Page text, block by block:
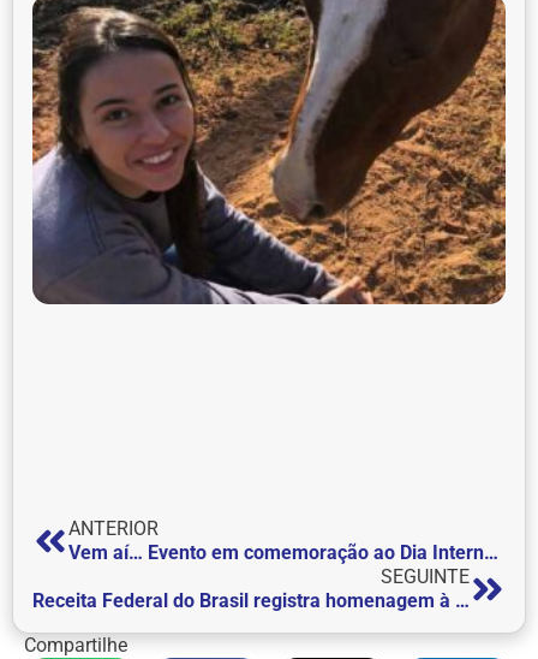
ANTERIOR
Vem aí… Evento em comemoração ao Dia Internacional da Mulher no Centro de Convivência
SEGUINTE
Receita Federal do Brasil registra homenagem à FEPI pela instalação do Núcleo de Apoio Contábil e Fiscal – NAF
Compartilhe